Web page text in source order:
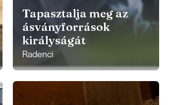
Tapasztalja meg az
ásványforrások
királyságát
Radenci